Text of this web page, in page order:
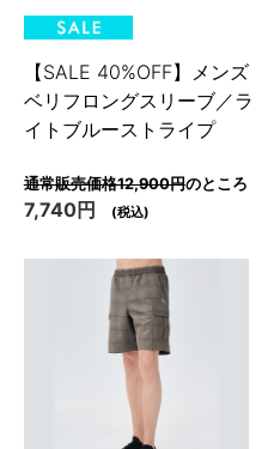
【SALE 40%OFF】メンズ
ベリフロングスリーブ／ラ
イトブルーストライプ
通常販売価格12,900円のところ
7,740円 (税込)